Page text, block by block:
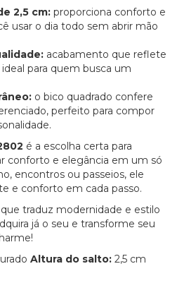
2,5 cm: proporciona conforto e
usar o dia todo sem abrir mão
acabamento que reflete
para quem busca um
o bico quadrado confere
perfeito para compor
é a escolha certa para
conforto e elegância em um só
encontros ou passeios, ele
e conforto em cada passo.
traduz modernidade e estilo
já o seu e transforme seu
Altura do salto: 2,5 cm